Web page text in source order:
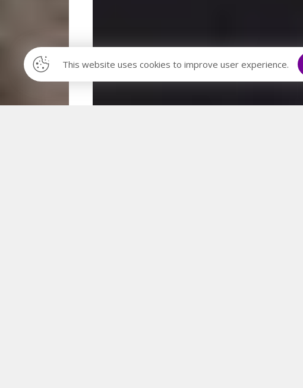
This website uses cookies to improve user experience.